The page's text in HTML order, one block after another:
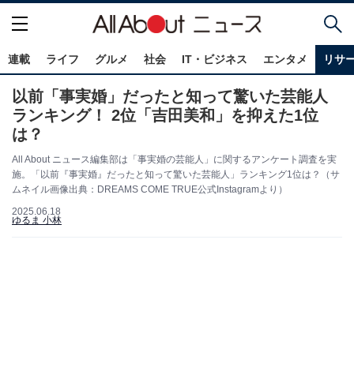
連載 ライフ グルメ 社会 IT・ビジネス エンタメ リサ
以前「事実婚」だったと知って驚いた芸能人
ランキング！ 2位「吉田美和」を抑えた1位
は？
All About ニュース編集部は「事実婚の芸能人」に関するアンケート調査を実
施。「以前『事実婚』だったと知って驚いた芸能人」ランキング1位は？（サ
ムネイル画像出典：DREAMS COME TRUE公式Instagramより）
2025.06.18
ゆるま 小林